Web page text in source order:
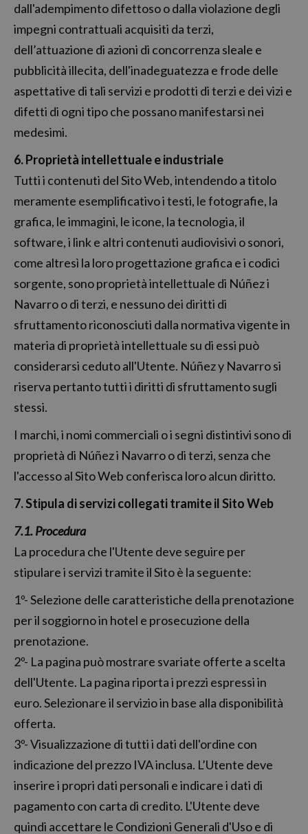
dall'adempimento difettoso o dalla violazione degli
impegni contrattuali acquisiti da terzi,
dell’attuazione di azioni di concorrenza sleale e
pubblicità illecita, dell'inadeguatezza e frode delle
aspettative di tali servizi e prodotti di terzi e dei vizi e
difetti di ogni tipo che possano manifestarsi nei
medesimi.
6. Proprietà intellettuale e industriale
Tutti i contenuti del Sito Web, intendendo a titolo
meramente esemplificativo i testi, le fotografie, la
grafica, le immagini, le icone, la tecnologia, il
software, i link e altri contenuti audiovisivi o sonori,
come altresì la loro progettazione grafica e i codici
sorgente, sono proprietà intellettuale di Núñez i
Navarro o di terzi, e nessuno dei diritti di
sfruttamento riconosciuti dalla normativa vigente in
materia di proprietà intellettuale su di essi può
considerarsi ceduto all'Utente. Núñez y Navarro si
riserva pertanto tutti i diritti di sfruttamento sugli
stessi.
I marchi, i nomi commerciali o i segni distintivi sono di
proprietà di Núñez i Navarro o di terzi, senza che
l'accesso al Sito Web conferisca loro alcun diritto.
7. Stipula di servizi collegati tramite il Sito Web
7.1. Procedura
La procedura che l'Utente deve seguire per
stipulare i servizi tramite il Sito è la seguente:
1º- Selezione delle caratteristiche della prenotazione
per il soggiorno in hotel e prosecuzione della
prenotazione.
2º- La pagina può mostrare svariate offerte a scelta
dell'Utente. La pagina riporta i prezzi espressi in
euro. Selezionare il servizio in base alla disponibilità
offerta.
3º- Visualizzazione di tutti i dati dell'ordine con
indicazione del prezzo IVA inclusa. L’Utente deve
inserire i propri dati personali e indicare i dati di
pagamento con carta di credito. L'Utente deve
quindi accettare le Condizioni Generali d'Uso e di